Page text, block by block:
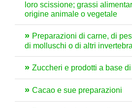
loro scissione; grassi
origine animale o vegetale
Preparazioni di carne, di
di molluschi o di altri
Zuccheri e prodotti a base
Cacao e sue preparazioni